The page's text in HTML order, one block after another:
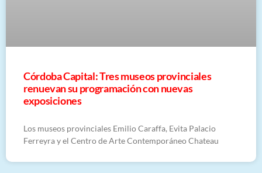
Córdoba Capital: Tres museos provinciales
renuevan su programación con nuevas
exposiciones
Los museos provinciales Emilio Caraffa, Evita Palacio
Ferreyra y el Centro de Arte Contemporáneo Chateau